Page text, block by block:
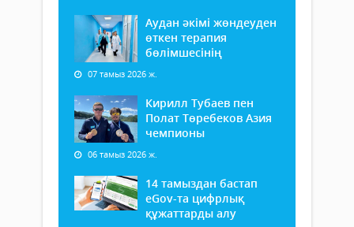
Аудан әкімі жөндеуден
өткен терапия
бөлімшесінің
07 тамыз 2026 ж.
Кирилл Тубаев пен
Полат Төребеков Азия
чемпионы
06 тамыз 2026 ж.
14 тамыздан бастап
еGov-та цифрлық
құжаттарды алу